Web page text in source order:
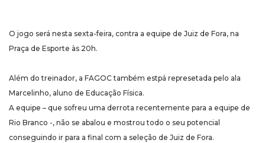
O jogo será nesta sexta-feira, contra a equipe de Juiz de Fora, na
Praça de Esporte às 20h.
Além do treinador, a FAGOC também estpá represetada pelo ala
Marcelinho, aluno de Educação Física.
A equipe – que sofreu uma derrota recentemente para a equipe de
Rio Branco -, não se abalou e mostrou todo o seu potencial
conseguindo ir para a final com a seleção de Juiz de Fora.